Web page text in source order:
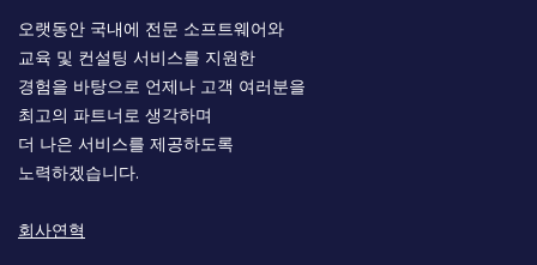
오랫동안 국내에 전문 소프트웨어와
교육 및 컨설팅 서비스를 지원한
경험을 바탕으로 언제나 고객 여러분을
최고의 파트너로 생각하며
더 나은 서비스를 제공하도록
노력하겠습니다.
회사연혁